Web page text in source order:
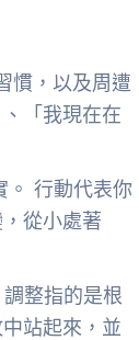
慣，以及周遭
「我現在在
。 行動代表你
從小處著
整指的是根
站起來，並